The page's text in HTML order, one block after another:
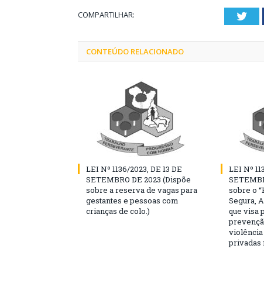
COMPARTILHAR:
CONTEÚDO RELACIONADO
LEI Nº 1136/2023, DE 13 DE
SETEMBRO DE 2023 (Dispõe
sobre a reserva de vagas para
gestantes e pessoas com
crianças de colo.)
LEI Nº
sobre o
Segura,
que visa
violência
privadas